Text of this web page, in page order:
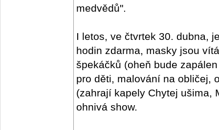
medvědů".
I letos, ve čtvrtek 30. dubna,
hodin zdarma, masky jsou
špekáčků (oheň bude
pro děti, malování na obličej,
(zahrají kapely Chytej ušima,
ohnivá show.